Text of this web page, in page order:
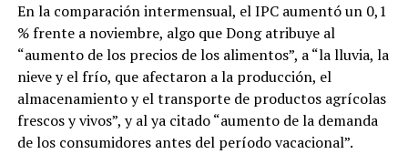
En la comparación intermensual, el IPC aumentó un 0,1
% frente a noviembre, algo que Dong atribuye al
“aumento de los precios de los alimentos”, a “la lluvia, la
nieve y el frío, que afectaron a la producción, el
almacenamiento y el transporte de productos agrícolas
frescos y vivos”, y al ya citado “aumento de la demanda
de los consumidores antes del período vacacional”.